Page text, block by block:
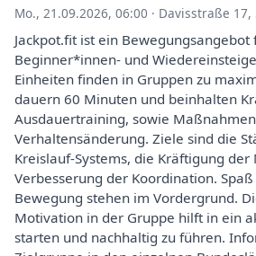
Mo., 21.09.2026, 06:00 · Davisstraße
Jackpot.fit ist ein Bewegungsangebot
Beginner*innen- und
Einheiten finden in Gruppen zu
dauern 60 Minuten und beinhalten
Ausdauertraining, sowie
Verhaltensänderung. Ziele sind die
Kreislauf-Systems, die Kräftigung
Verbesserung der Koordination.
Bewegung stehen im Vordergrund.
Motivation in der Gruppe hilft in ein
starten und nachhaltig zu führen.